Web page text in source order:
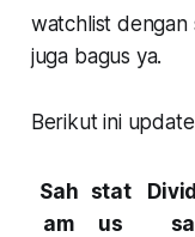
watchlist dengan
juga bagus ya.
Berikut ini
Sah
am
stat
us